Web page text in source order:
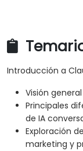
Introducción a
Visión
Principales
de IA
Exploración
marketing y